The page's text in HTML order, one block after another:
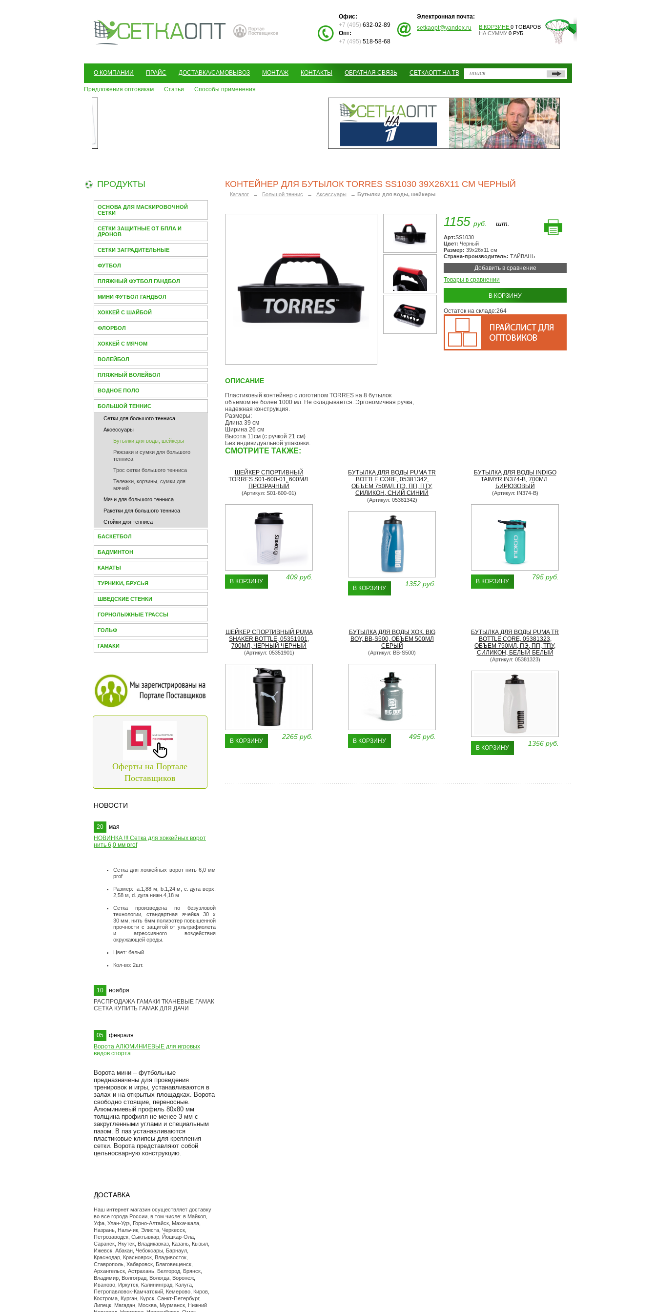
Офис:
+7 (495) 632-02-89
Опт:
+7 (495) 518-58-68
Электронная почта:
setkaopt@yandex.ru
В КОРЗИНЕ 0 ТОВАРОВ
НА СУММУ 0 РУБ.
О КОМПАНИИ ПРАЙС ДОСТАВКА/САМОВЫВОЗ МОНТАЖ КОНТАКТЫ ОБРАТНАЯ СВЯЗЬ СЕТКАОПТ НА ТВ
Предложения оптовикам Статьи Способы применения
ПРОДУКТЫ
ОСНОВА ДЛЯ МАСКИРОВОЧНОЙ
СЕТКИ
СЕТКИ ЗАЩИТНЫЕ ОТ БПЛА И
ДРОНОВ
СЕТКИ ЗАГРАДИТЕЛЬНЫЕ
ФУТБОЛ
ПЛЯЖНЫЙ ФУТБОЛ ГАНДБОЛ
МИНИ ФУТБОЛ ГАНДБОЛ
ХОККЕЙ С ШАЙБОЙ
ФЛОРБОЛ
ХОККЕЙ С МЯЧОМ
ВОЛЕЙБОЛ
ПЛЯЖНЫЙ ВОЛЕЙБОЛ
ВОДНОЕ ПОЛО
БОЛЬШОЙ ТЕННИС
Сетки для большого тенниса
Аксессуары
Бутылки для воды, шейкеры
Рюкзаки и сумки для большого
тенниса
Трос сетки большого тенниса
Тележки, корзины, сумки для
мячей
Мячи для большого тенниcа
Ракетки для большого тенниса
Стойки для тенниса
БАСКЕТБОЛ
БАДМИНТОН
КАНАТЫ
ТУРНИКИ, БРУСЬЯ
ШВЕДСКИЕ СТЕНКИ
ГОРНОЛЫЖНЫЕ ТРАССЫ
ГОЛЬФ
ГАМАКИ
Оферты на Портале
Поставщиков
НОВОСТИ
20
мая
НОВИНКА !!! Сетка для хоккейных ворот
нить 6,0 мм prof
Сетка для хоккейных ворот нить 6,0 мм
prof
Размер: а.1,88 м, b.1,24 м, с. дуга верх.
2,58 м, d. дуга нижн.4,18 м
Сетка произведена по безузловой
технологии, стандартная ячейка 30 х
30 мм, нить 6мм полиэстер повышенной
прочности с защитой от ультрафиолета
и агрессивного воздействия
окружающей среды.
Цвет: белый.
Кол-во: 2шт.
10
ноября
РАСПРОДАЖА ГАМАКИ ТКАНЕВЫЕ ГАМАК
СЕТКА КУПИТЬ ГАМАК ДЛЯ ДАЧИ
05
февраля
Ворота АЛЮМИНИЕВЫЕ для игровых
видов спорта
Ворота мини – футбольные
предназначены для проведения
тренировок и игры, устанавливаются в
залах и на открытых площадках. Ворота
свободно стоящие, переносные.
Алюминиевый профиль 80х80 мм
толщина профиля не менее 3 мм с
закругленными углами и специальным
пазом. В паз устанавливаются
пластиковые клипсы для крепления
сетки. Ворота представляют собой
цельносварную конструкцию.
ДОСТАВКА
Наш интернет магазин осуществляет доставку
во все города России, в том числе: в Майкоп,
Уфа, Улан-Удэ, Горно-Алтайск, Махачкала,
Назрань, Нальчик, Элиста, Черкесск,
Петрозаводск, Сыктывкар, Йошкар-Ола,
Саранск, Якутск, Владикавказ, Казань, Кызыл,
Ижевск, Абакан, Чебоксары, Барнаул,
Краснодар, Красноярск, Владивосток,
Ставрополь, Хабаровск, Благовещенск,
Архангельск, Астрахань, Белгород, Брянск,
Владимир, Волгоград, Вологда, Воронеж,
Иваново, Иркутск, Калининград, Калуга,
Петропавловск-Камчатский, Кемерово, Киров,
Кострома, Курган, Курск, Санкт-Петербург,
Липецк, Магадан, Москва, Мурманск, Нижний
КОНТЕЙНЕР ДЛЯ БУТЫЛОК TORRES SS1030 39Х26Х11 СМ ЧЕРНЫЙ
Каталог → Большой теннис → Аксессуары → Бутылки для воды, шейкеры
ОПИСАНИЕ
Пластиковый контейнер с логотипом TORRES на 8 бутылок
объемом не более 1000 мл. Не складывается. Эргономичная ручка,
надежная конструкция.
Размеры:
Длина 39 см
Ширина 26 см
Высота 11см (с ручкой 21 см)
Без индивидуальной упаковки.
1155 руб. шт.
Арт:SS1030
Цвет: Черный
Размер: 39х26х11 см
Страна-производитель: ТАЙВАНЬ
Добавить в сравнение
Товары в сравнении
В КОРЗИНУ
Остаток на складе:264
СМОТРИТЕ ТАКЖЕ:
ШЕЙКЕР СПОРТИВНЫЙ
TORRES S01-600-01, 600МЛ.
ПРОЗРАЧНЫЙ
(Артикул: S01-600-01)
В КОРЗИНУ
409 руб.
БУТЫЛКА ДЛЯ ВОДЫ PUMA TR
BOTTLE CORE, 05381342,
ОБЪЕМ 750МЛ, ПЭ, ПП, ПТУ,
СИЛИКОН, СНИЙ СИНИЙ
(Артикул: 05381342)
В КОРЗИНУ
1352 руб.
БУТЫЛКА ДЛЯ ВОДЫ INDIGO
TAIMYR IN374-B, 700МЛ.
БИРЮЗОВЫЙ
(Артикул: IN374-B)
В КОРЗИНУ
795 руб.
ШЕЙКЕР СПОРТИВНЫЙ PUMA
SHAKER BOTTLE, 05351901,
700МЛ, ЧЕРНЫЙ ЧЕРНЫЙ
(Артикул: 05351901)
В КОРЗИНУ
2265 руб.
БУТЫЛКА ДЛЯ ВОДЫ ХОК. BIG
BOY, BB-S500, ОБЪЕМ 500МЛ
СЕРЫЙ
(Артикул: BB-S500)
В КОРЗИНУ
495 руб.
БУТЫЛКА ДЛЯ ВОДЫ PUMA TR
BOTTLE CORE, 05381323,
ОБЪЕМ 750МЛ, ПЭ, ПП, ТПУ,
СИЛИКОН, БЕЛЫЙ БЕЛЫЙ
(Артикул: 05381323)
В КОРЗИНУ
1356 руб.